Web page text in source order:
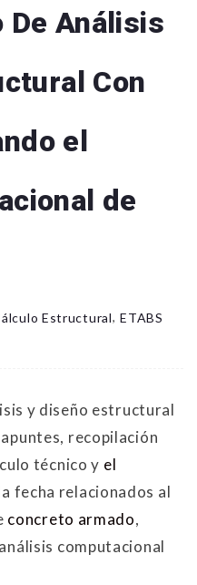
De Análisis
Con
el
de
Estructural, ETABS
y diseño estructural
recopilación
técnico y el
fecha relacionados al
concreto armado,
computacional